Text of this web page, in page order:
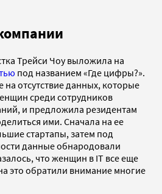
Трейси Чоу выложила на
под названием «Где цифры?».
отсутствие данных, которые
среди сотрудников
и предложила резидентам
ими. Сначала на ее
стартапы, затем под
данные обнародовали
что женщин в IT все еще
это обратили внимание многие